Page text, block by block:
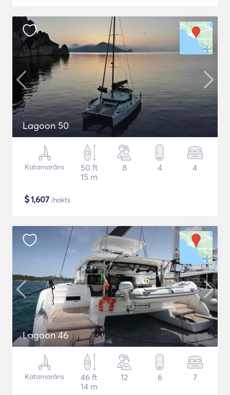
Lagoon 50
Katamarāns
50 ft
15 m
8 4 4
$1,607 /nakts
Lagoon 46
Katamarāns
46 ft
14 m
12 6 7